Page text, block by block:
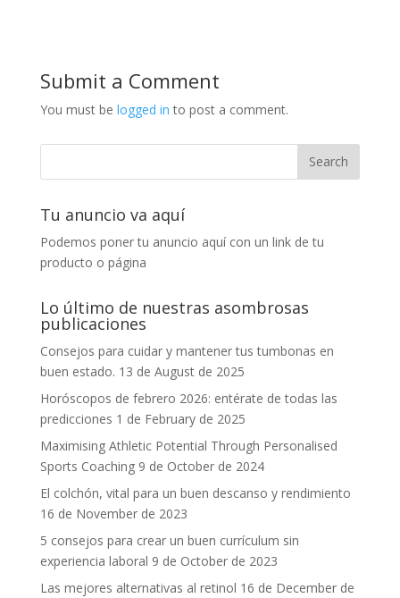
Submit a Comment
You must be logged in to post a comment.
Tu anuncio va aquí
Podemos poner tu anuncio aquí con un link de tu
producto o página
Lo último de nuestras asombrosas
publicaciones
Consejos para cuidar y mantener tus tumbonas en
buen estado. 13 de August de 2025
Horóscopos de febrero 2026: entérate de todas las
predicciones 1 de February de 2025
Maximising Athletic Potential Through Personalised
Sports Coaching 9 de October de 2024
El colchón, vital para un buen descanso y rendimiento
16 de November de 2023
5 consejos para crear un buen currículum sin
experiencia laboral 9 de October de 2023
Las mejores alternativas al retinol 16 de December de